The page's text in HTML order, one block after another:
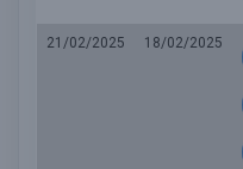
21/02/2025
18/02/2025